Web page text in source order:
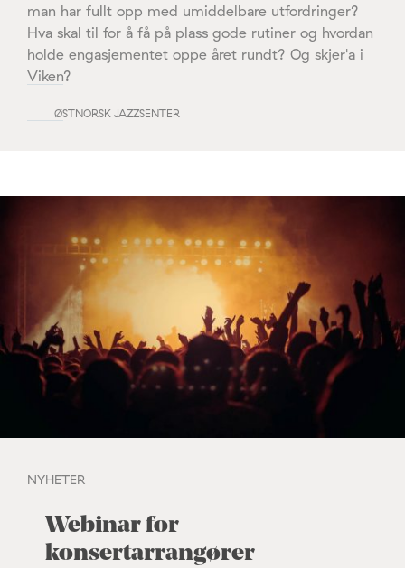
man har fullt opp med umiddelbare utfordringer?
Hva skal til for å få på plass gode rutiner og hvordan
holde engasjementet oppe året rundt? Og skjer'a i
Viken?
ØSTNORSK JAZZSENTER
NYHETER
Webinar for
konsertarrangører